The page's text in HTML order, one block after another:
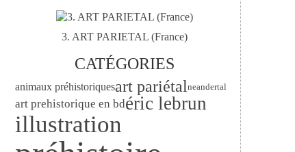
3. ART PARIETAL (France)
CATÉGORIES
animaux préhistoriquesart pariétalneandertal
art prehistorique en bdéric lebrun
illustration